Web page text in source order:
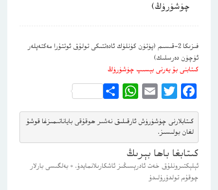
چۈشۈرۈڭ)
فىزىكا 2-قىسىم (پۈتۈن كۈنلۈك ئادەتتىكى تولۇق ئوتتۇرا مەكتەپلەر
ئۈچۈن دەرسلىك)
كىتابنى بۇ يەرنى بېسىپ چۈشۈرۈڭ
Facebook
Twitter
Email
WhatsApp
Share
كىتابلارنى چۈشۈرۈش ئارقىلىق نەشىر ھوقۇقى باياناتىمىزغا قوشۇ
لغان بولىسىز.
كىتابغا باھا بېرىڭ
ئېلېكتىرونلۇق خەت ئادرېسىڭىز ئاشكارىلانمايدۇ. * بەلگىسى بارلار
چوقۇم تولدۇرۇلىدۇ